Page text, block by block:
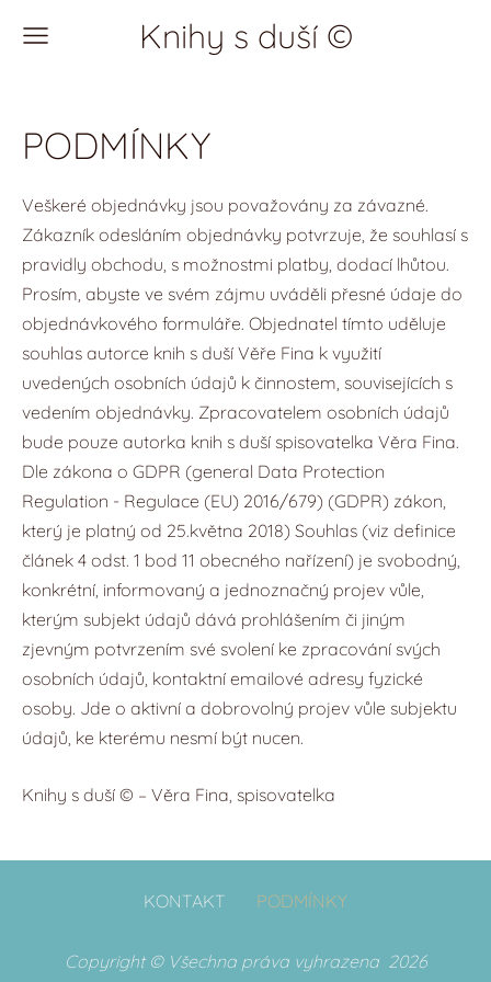
Knihy s duší ©
PODMÍNKY
Veškeré objednávky jsou považovány za závazné.
Zákazník odesláním objednávky potvrzuje, že souhlasí s
pravidly obchodu, s možnostmi platby, dodací lhůtou.
Prosím, abyste ve svém zájmu uváděli přesné údaje do
objednávkového formuláře. Objednatel tímto uděluje
souhlas autorce knih s duší Věře Fina k využití
uvedených osobních údajů k činnostem, souvisejících s
vedením objednávky. Zpracovatelem osobních údajů
bude pouze autorka knih s duší spisovatelka Věra Fina.
Dle zákona o GDPR (general Data Protection
Regulation - Regulace (EU) 2016/679) (GDPR) zákon,
který je platný od 25.května 2018) Souhlas (viz definice
článek 4 odst. 1 bod 11 obecného nařízení) je svobodný,
konkrétní, informovaný a jednoznačný projev vůle,
kterým subjekt údajů dává prohlášením či jiným
zjevným potvrzením své svolení ke zpracování svých
osobních údajů, kontaktní emailové adresy fyzické
osoby. Jde o aktivní a dobrovolný projev vůle subjektu
údajů, ke kterému nesmí být nucen.
Knihy s duší © – Věra Fina, spisovatelka
KONTAKT PODMÍNKY
Copyright © Všechna práva vyhrazena 2026